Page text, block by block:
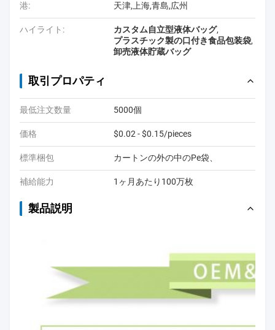
港: 天津,上海,青島,広州
ハイライト: カスタム自立型液体バッグ,
プラスチック製の口付き食品包装袋,
卸売液体貯蔵バッグ
取引プロパティ
最低注文数量 5000個
価格 $0.02 - $0.15/pieces
標準梱包 カートンの外の中のPe袋、
補給能力 1ヶ月あたり100万枚
製品説明